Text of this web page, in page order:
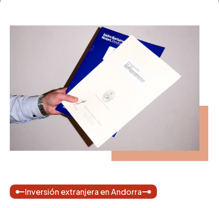
Inversión extranjera en Andorra